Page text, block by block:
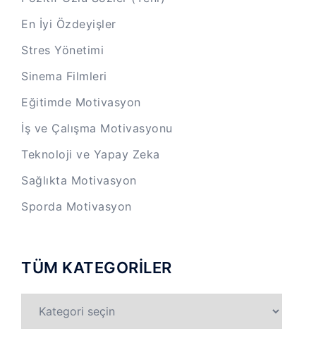
En İyi Özdeyişler
Stres Yönetimi
Sinema Filmleri
Eğitimde Motivasyon
İş ve Çalışma Motivasyonu
Teknoloji ve Yapay Zeka
Sağlıkta Motivasyon
Sporda Motivasyon
TÜM KATEGORİLER
KATEGORİLER